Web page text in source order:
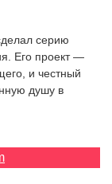
серию
Его проект —
и честный
душу в